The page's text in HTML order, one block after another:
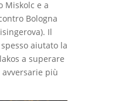
Miskolc e a
Bologna
Il
aiutato la
a superare
più